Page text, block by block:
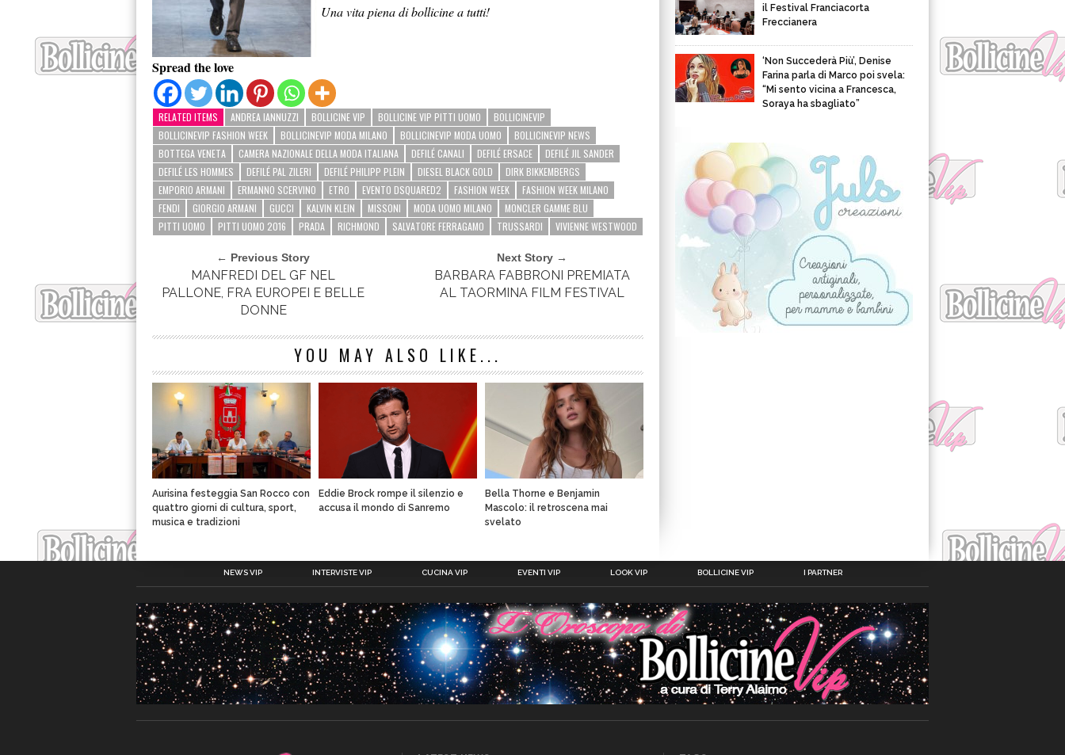
Una vita piena di bollicine a tutti!
Spread the love
RELATED ITEMS ANDREA IANNUZZI BOLLICINE VIP BOLLICINE VIP PITTI UOMO
BOLLICINEVIP
BOLLICINEVIP FASHION WEEK
BOLLICINEVIP MODA MILANO BOLLICINEVIP MODA UOMO
BOLLICINEVIP NEWS
BOTTEGA VENETA
CAMERA NAZIONALE DELLA MODA ITALIANA DEFILÉ CANALI DEFILÉ ERSACE
DEFILÉ JIL SANDER
DEFILÉ LES HOMMES
DEFILÉ PAL ZILERI DEFILÉ PHILIPP PLEIN DIESEL BLACK GOLD
DIRK BIKKEMBERGS
EMPORIO ARMANI
ERMANNO SCERVINO ETRO EVENTO DSQUARED2 FASHION WEEK
FASHION WEEK MILANO
FENDI
GIORGIO ARMANI GUCCI KALVIN KLEIN MISSONI MODA UOMO MILANO
MONCLER GAMME BLU
PITTI UOMO
PITTI UOMO 2016 PRADA RICHMOND SALVATORE FERRAGAMO TRUSSARDI VIVIENNE WESTWOOD
← Previous Story
MANFREDI DEL GF NEL
PALLONE, FRA EUROPEI E BELLE
DONNE
Next Story →
BARBARA FABBRONI PREMIATA
AL TAORMINA FILM FESTIVAL
YOU MAY ALSO LIKE...
Aurisina festeggia San Rocco con
quattro giorni di cultura, sport,
musica e tradizioni
Eddie Brock rompe il silenzio e
accusa il mondo di Sanremo
Bella Thorne e Benjamin
Mascolo: il retroscena mai
svelato
il Festival Franciacorta
Freccianera
‘Non Succederà Più’, Denise
Farina parla di Marco poi svela:
“Mi sento vicina a Francesca,
Soraya ha sbagliato”
NEWS VIP INTERVISTE VIP CUCINA VIP EVENTI VIP LOOK VIP BOLLICINE VIP I PARTNER